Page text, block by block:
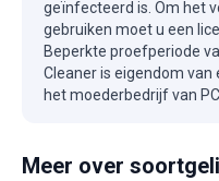
geïnfecteerd is. Om het
gebruiken moet u een
Beperkte proefperiode
Cleaner is eigendom
het moederbedrijf van
Meer over